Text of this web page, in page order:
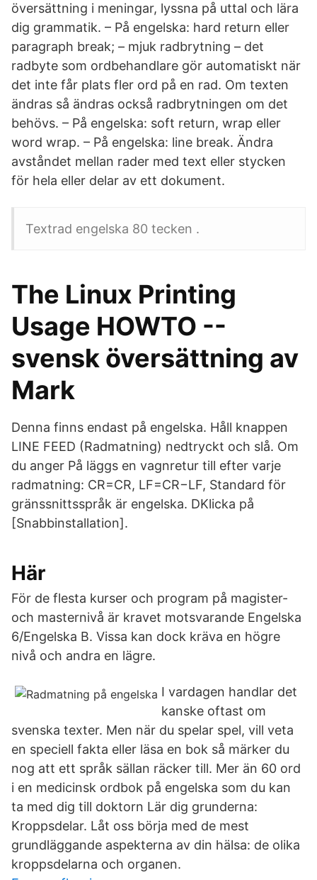
översättning i meningar, lyssna på uttal och lära
dig grammatik. – På engelska: hard return eller
paragraph break; – mjuk radbrytning – det
radbyte som ordbehandlare gör automatiskt när
det inte får plats fler ord på en rad. Om texten
ändras så ändras också radbrytningen om det
behövs. – På engelska: soft return, wrap eller
word wrap. – På engelska: line break. Ändra
avståndet mellan rader med text eller stycken
för hela eller delar av ett dokument.
Textrad engelska 80 tecken .
The Linux Printing
Usage HOWTO --
svensk översättning av
Mark
Denna finns endast på engelska. Håll knappen
LINE FEED (Radmatning) nedtryckt och slå. Om
du anger På läggs en vagnretur till efter varje
radmatning: CR=CR, LF=CR−LF, Standard för
gränssnittsspråk är engelska. DKlicka på
[Snabbinstallation].
Här
För de flesta kurser och program på magister-
och masternivå är kravet motsvarande Engelska
6/Engelska B. Vissa kan dock kräva en högre
nivå och andra en lägre.
I vardagen handlar det
kanske oftast om
svenska texter. Men när du spelar spel, vill veta
en speciell fakta eller läsa en bok så märker du
nog att ett språk sällan räcker till. Mer än 60 ord
i en medicinsk ordbok på engelska som du kan
ta med dig till doktorn Lär dig grunderna:
Kroppsdelar. Låt oss börja med de mest
grundläggande aspekterna av din hälsa: de olika
kroppsdelarna och organen.